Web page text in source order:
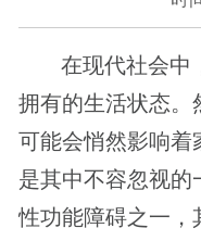
在现代社会中
拥有的生活状态。
可能会悄然影响着
是其中不容忽视的
性功能障碍之一，